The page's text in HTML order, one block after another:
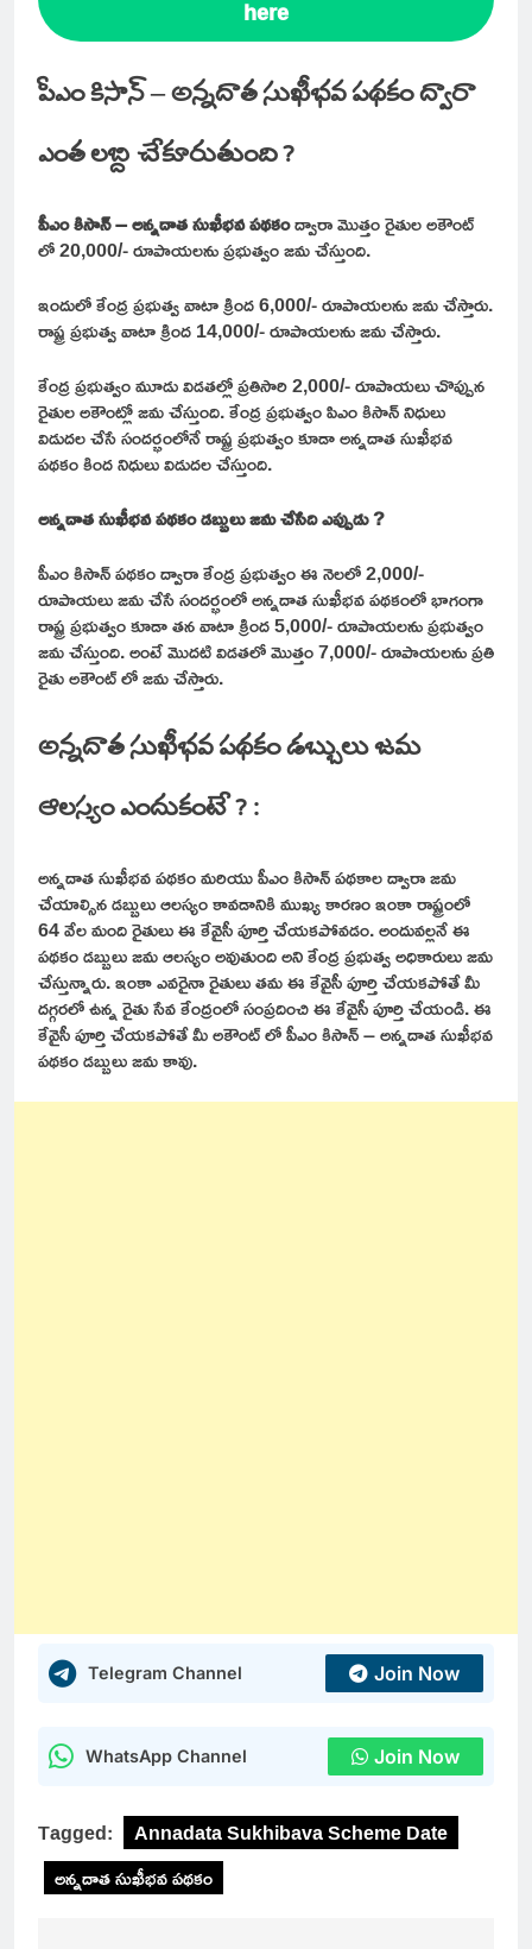
here
పీఎం కిసాన్ – అన్నదాత సుఖీభవ పథకం ద్వారా
ఎంత లబ్ది చేకూరుతుంది ?
పీఎం కిసాన్ – అన్నదాత సుఖీభవ పథకంద్వారా మొత్తం రైతుల అకౌంట్
లో 20,000/- రూపాయలను ప్రభుత్వం జమ చేస్తుంది.
ఇందులో కేంద్ర ప్రభుత్వ వాటా క్రింద 6,000/- రూపాయలను జమ చేస్తారు.
రాష్ట్ర ప్రభుత్వ వాటా క్రింద 14,000/- రూపాయలను జమ చేస్తారు.
కేంద్ర ప్రభుత్వం మూడు విడతల్లో ప్రతిసారి 2,000/- రూపాయలు చొప్పున
రైతుల అకౌంట్లో జమ చేస్తుంది. కేంద్ర ప్రభుత్వం పిఎం కిసాన్ నిధులు
విడుదల చేసే సందర్భంలోనే రాష్ట్ర ప్రభుత్వం కూడా అన్నదాత సుఖీభవ
పథకం కింద నిధులు విడుదల చేస్తుంది.
అన్నదాత సుఖీభవ పథకం డబ్బులు జమ చేసేది ఎప్పుడు ?
పీఎం కిసాన్ పథకం ద్వారా కేంద్ర ప్రభుత్వం ఈ నెలలో 2,000/-
రూపాయలు జమ చేసే సందర్భంలో అన్నదాత సుఖీభవ పథకంలో భాగంగా
రాష్ట్ర ప్రభుత్వం కూడా తన వాటా క్రింద 5,000/- రూపాయలను ప్రభుత్వం
జమ చేస్తుంది. అంటే మొదటి విడతలో మొత్తం 7,000/- రూపాయలను ప్రతి
రైతు అకౌంట్ లో జమ చేస్తారు.
అన్నదాత సుఖీభవ పథకం డబ్బులు జమ
ఆలస్యం ఎందుకంటే ? :
అన్నదాత సుఖీభవ పథకం మరియు పీఎం కిసాన్ పథకాల ద్వారా జమ
చేయాల్సిన డబ్బులు ఆలస్యం కావడానికి ముఖ్య కారణం ఇంకా రాష్ట్రంలో
64 వేల మంది రైతులు ఈ కేవైసీ పూర్తి చేయకపోవడం. అందువల్లనే ఈ
పథకం డబ్బులు జమ ఆలస్యం అవుతుంది అని కేంద్ర ప్రభుత్వ అధికారులు జమ
చేస్తున్నారు. ఇంకా ఎవరైనా రైతులు తమ ఈ కేవైసీ పూర్తి చేయకపోతే మీ
దగ్గరలో ఉన్న రైతు సేవ కేంద్రంలో సంప్రదించి ఈ కేవైసీ పూర్తి చేయండి. ఈ
కేవైసీ పూర్తి చేయకపోతే మీ అకౌంట్ లో పీఎం కిసాన్ – అన్నదాత సుఖీభవ
పథకం డబ్బులు జమ కావు.
Telegram Channel Join Now
WhatsApp Channel Join Now
Tagged:
Annadata Sukhibava Scheme Date
అన్నదాత సుఖీభవ పథకం